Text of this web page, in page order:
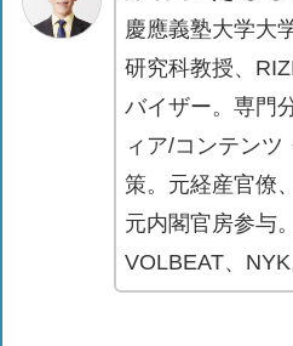
慶應義塾大学大
研究科教授、
バイザー。専門
ィア/コンテン
策。元経産官僚
元内閣官房参与
VOLBEAT、NYK